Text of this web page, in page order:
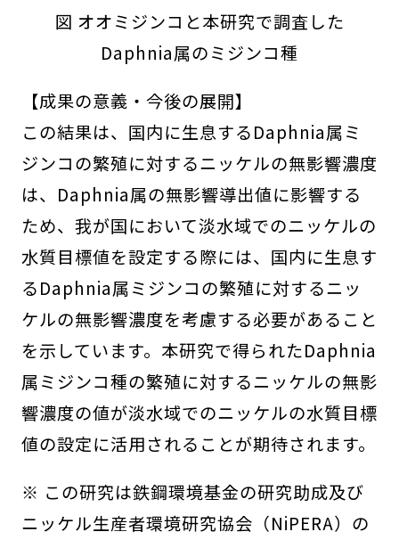
図 オオミジンコと本研究で調査した
Daphnia属のミジンコ種
【成果の意義・今後の展開】
この結果は、国内に生息するDaphnia属ミ
ジンコの繁殖に対するニッケルの無影響濃度
は、Daphnia属の無影響導出値に影響する
ため、我が国において淡水域でのニッケルの
水質目標値を設定する際には、国内に生息す
るDaphnia属ミジンコの繁殖に対するニッ
ケルの無影響濃度を考慮する必要があること
を示しています。本研究で得られたDaphnia
属ミジンコ種の繁殖に対するニッケルの無影
響濃度の値が淡水域でのニッケルの水質目標
値の設定に活用されることが期待されます。
※ この研究は鉄鋼環境基金の研究助成及び
ニッケル生産者環境研究協会（NiPERA）の